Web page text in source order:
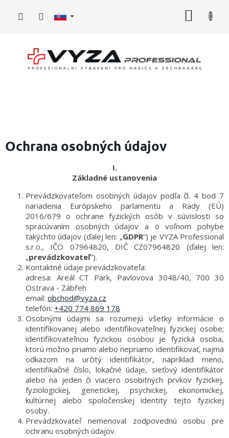
Zdravotnícke
vybavenie
Oblečenie,
obuv
doplnky
★
Neprehliadnite
★
Individuálna
cenová
ponuka
Všetko
nákupe
Kontakty
Požiarny
šport
Neprehliadnite
Ochrana osobných údajov
I.
Základné ustanovenia
Prevádzkovateľom osobných údajov podľa čl. 4 bod 7
nariadenia Európskeho parlamentu a Rady (EÚ)
2016/679 o ochrane fyzických osôb v súvislosti so
spracúvaním osobných údajov a o voľnom pohybe
takýchto údajov (ďalej len: „GDPR”) je VYZA Professional
s.r.o., IČO 07964820, DIČ CZ07964820 (ďalej len:
„prevádzkovateľ“).
Kontaktné údaje prevádzkovateľa:
adresa: Areál CT Park, Pavlovova 3048/40, 700 30
Ostrava - Zábřeh
email: obchod@vyza.cz
telefón: +420 774 869 178
Osobnými údajmi sa rozumejú všetky informácie o
identifikovanej alebo identifikovateľnej fyzickej osobe;
identifikovateľnou fyzickou osobou je fyzická osoba,
ktorú možno priamo alebo nepriamo identifikovať, najmä
odkazom na určitý identifikátor, napríklad meno,
identifikačné číslo, lokačné údaje, sieťový identifikátor
alebo na jeden či viacero osobitných prvkov fyzickej,
fyziologickej, genetickej, psychickej, ekonomickej,
kultúrnej alebo spoločenskej identity tejto fyzickej
osoby.
Prevádzkovateľ nemenoval zodpovednú osobu pre
ochranu osobných údajov.